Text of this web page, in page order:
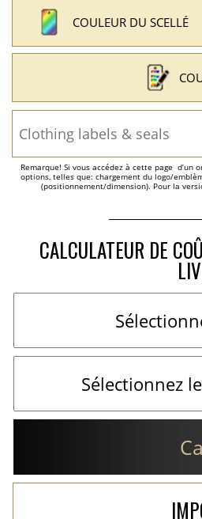
COULEUR DU SCELLÉ
Remarque! Si vous accédez à cette page
options, telles que: chargement du logo/
(positionnement/dimension). Pour la
CALCULATEUR DE